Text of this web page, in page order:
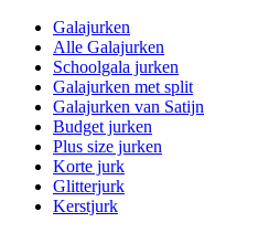
Galajurken
Alle Galajurken
Schoolgala jurken
Galajurken met split
Galajurken van Satijn
Budget jurken
Plus size jurken
Korte jurk
Glitterjurk
Kerstjurk